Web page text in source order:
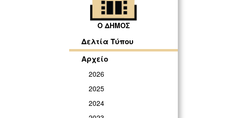
Ο ΔΗΜΟΣ
Δελτία Τύπου
Αρχείο
2026
2025
2024